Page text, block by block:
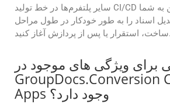
سایر پلتفرم‌ها در خط تولید CI/CD خود ادغام کنید. این به شما
اسناد را به طور خودکار در طول مراحل
ساخت، استقرار یا پس از پردازش آغاز کنید.
برای ویژگی های موجود در
GroupDocs.Conversion
Apps وجود دارد؟